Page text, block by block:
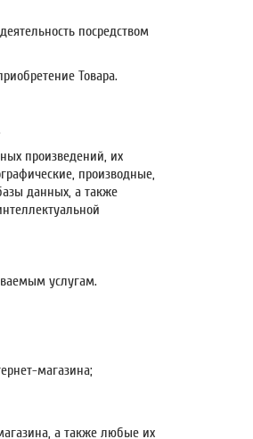
посредством
Товара.
произведений, их
производные,
данных, а также
услугам.
магазина;
а также любые их